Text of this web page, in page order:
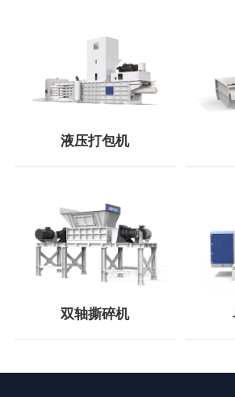
液压打包机
双轴撕碎机